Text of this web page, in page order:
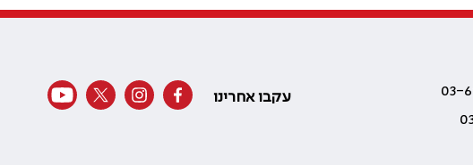
עקבו אחרינו